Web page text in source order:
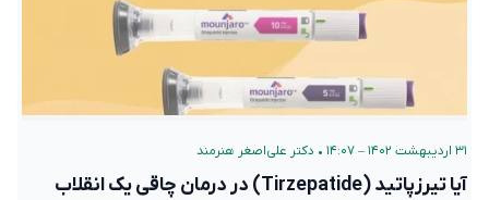
۳۱ اردیبهشت ۱۴۰۲ – ۱۴:۰۷ • دکتر علی‌اصغر هنرمند
آیا تیرزپاتید (Tirzepatide) در درمان چاقی یک انقلاب